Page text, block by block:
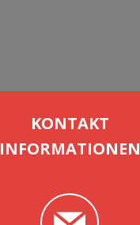
KONTAKT
INFORMATIONEN